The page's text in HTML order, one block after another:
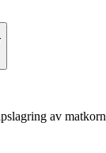
av matkorn